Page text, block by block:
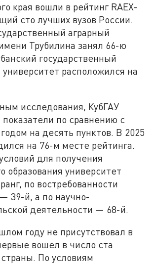
края вошли в рейтинг RAEX-
сто лучших вузов России.
аграрный
Трубилина занял 66-ю
государственный
расположился на
исследования, КубГАУ
по сравнению с
на десять пунктов. В 2025
на 76-м месте рейтинга.
для получения
образования университет
по востребованности
39-й, а по научно-
деятельности — 68-й.
году не присутствовал в
вошел в число ста
По условиям